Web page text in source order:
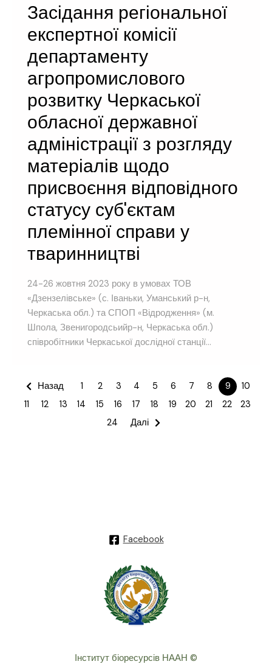
Засідання регіональної
експертної комісії
департаменту
агропромислового
розвитку Черкаської
обласної державної
адміністрації з розгляду
матеріалів щодо
присвоєння відповідного
статусу суб'єктам
племінної справи у
тваринництві
24-26 жовтня 2023 року в умовах ТОВ
«Дзензелівське» (с. Іваньки, Уманський р-н,
Черкаська обл.) та СПОП «Відродження» (м.
Шпола, Звенигородсьийр-н, Черкаська обл.)
співробітники Черкаської дослідної станції...
Назад 1 2 3 4 5 6 7 8 9
10
11
12 13 14 15 16 17 18 19 20 21 22
23
24
Далі
Facebook
Інститут біоресурсів НААН ©